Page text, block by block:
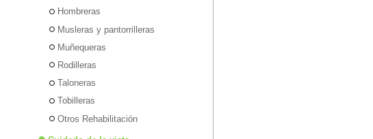
Hombreras
Musleras y pantorrilleras
Muñequeras
Rodilleras
Taloneras
Tobilleras
Otros Rehabilitación